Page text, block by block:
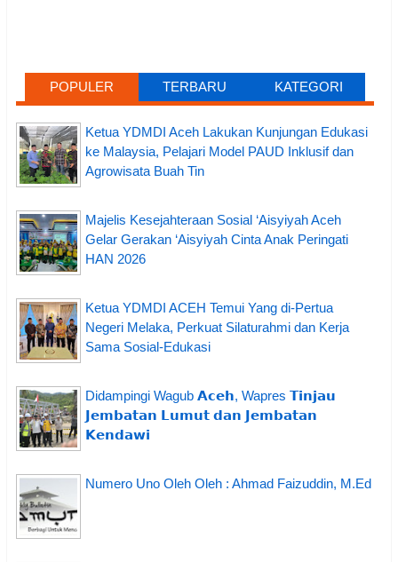
POPULER TERBARU KATEGORI
Ketua YDMDI Aceh Lakukan Kunjungan Edukasi
ke Malaysia, Pelajari Model PAUD Inklusif dan
Agrowisata Buah Tin
Majelis Kesejahteraan Sosial ‘Aisyiyah Aceh
Gelar Gerakan ‘Aisyiyah Cinta Anak Peringati
HAN 2026
Ketua YDMDI ACEH Temui Yang di-Pertua
Negeri Melaka, Perkuat Silaturahmi dan Kerja
Sama Sosial-Edukasi
Didampingi Wagub 𝗔𝗰𝗲𝗵, Wapres 𝗧𝗶𝗻𝗷𝗮𝘂
𝗝𝗲𝗺𝗯𝗮𝘁𝗮𝗻 𝗟𝘂𝗺𝘂𝘁 𝗱𝗮𝗻 𝗝𝗲𝗺𝗯𝗮𝘁𝗮𝗻
𝗞𝗲𝗻𝗱𝗮𝘄𝗶
Numero Uno Oleh Oleh : Ahmad Faizuddin, M.Ed